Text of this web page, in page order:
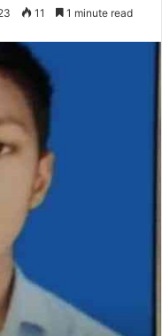
11 1 minute read